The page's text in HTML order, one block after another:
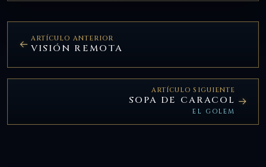
ARTÍCULO ANTERIOR
VISIÓN REMOTA
ARTÍCULO SIGUIENTE
SOPA DE CARACOL
EL GOLEM